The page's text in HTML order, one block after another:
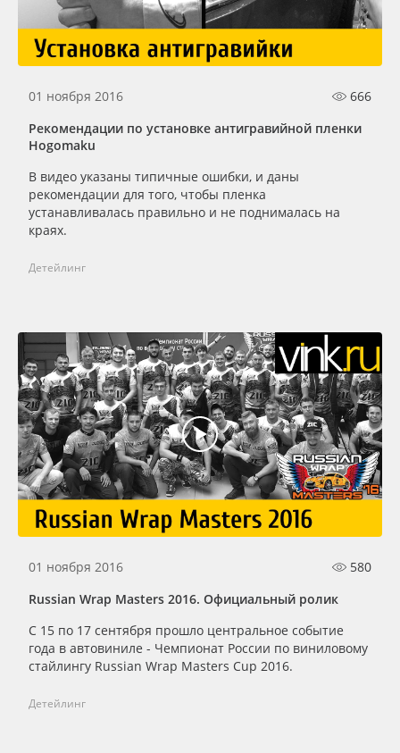
Сервис
Инструкции
Компания
Контакты
Блог
Поставщикам
8 800 550 7888
Москва
Клей, скотчи и крепёж
Мобильные конструкции и POS-материалы
Профильные системы
Сублимация и термотрансфер
Светотехника
Инженерные пластики
Оборудование и инструмент
Новинки ассортимента
Oracal 641
Orajet 3640
Плёнка монтажная Oratape
ПЭТ листовой
Вспененный ПВХ
Баннер
01 ноября 2016
666
Рекомендации по установке антигравийной пленки
Hogomaku
В видео указаны типичные ошибки, и даны
рекомендации для того, чтобы пленка
устанавливалась правильно и не поднималась на
краях.
Детейлинг
01 ноября 2016
580
Russian Wrap Masters 2016. Официальный ролик
С 15 по 17 сентября прошло центральное событие
года в автовиниле - Чемпионат России по виниловому
стайлингу Russian Wrap Masters Cup 2016.
Детейлинг